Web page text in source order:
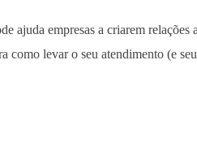
ajuda empresas a criarem
como levar o seu atendimento (e